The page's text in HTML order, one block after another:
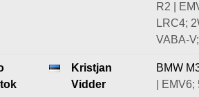
R2 |
LRC4;
VABA-
Kristjan
Vidder
BMW
| EMV6;